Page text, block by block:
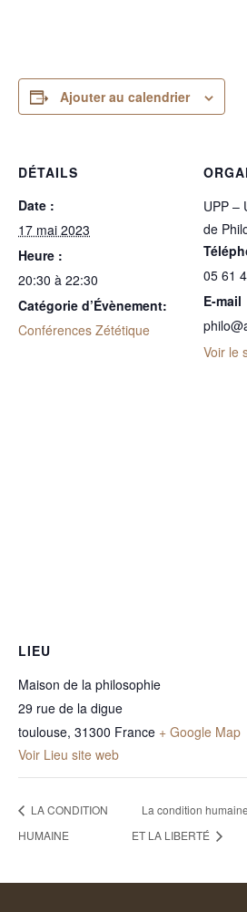
Ajouter au calendrier
DÉTAILS
Date :
17 mai 2023
Heure :
20:30 à 22:30
Catégorie d’Évènement:
Conférences Zététique
UPP –
de
05 61
E-mail
Voir le
LIEU
Maison de la philosophie
29 rue de la digue
toulouse, 31300 France + Google Map
Voir Lieu site web
LA CONDITION
HUMAINE
La condition
ET LA LIBERTÉ